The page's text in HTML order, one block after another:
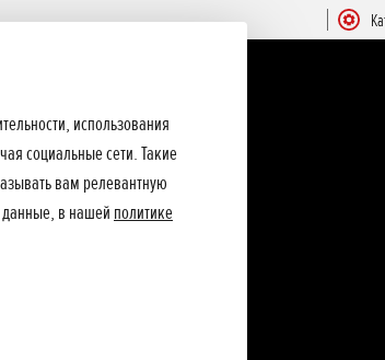
использования
социальные сети. Такие
вам релевантную
в нашей политике